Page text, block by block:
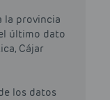
la provincia
último dato
Cájar
los datos